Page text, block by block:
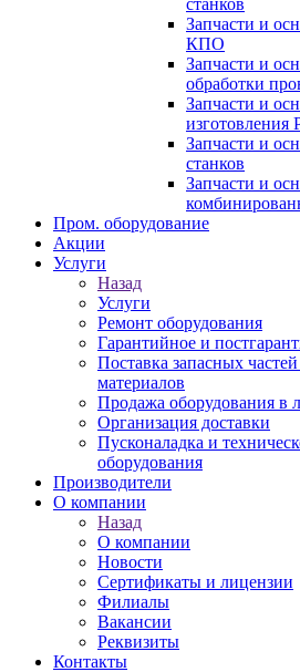
станков
Запчасти и
КПО
Запчасти и
обработки
Запчасти и
изготовления
Запчасти и
станков
Запчасти и
Пром. оборудование
Акции
Услуги
Назад
Услуги
Ремонт оборудования
Гарантийное и
Поставка запасных
материалов
Продажа оборудования в
Организация доставки
Пусконаладка и
оборудования
Производители
О компании
Назад
О компании
Новости
Сертификаты и лицензии
Филиалы
Вакансии
Реквизиты
Контакты